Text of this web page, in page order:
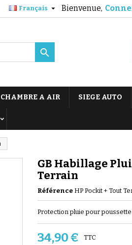
Bienvenue,
Français 

CHAMBRE A AIR SIEGE AUTO
GB Habillage
Terrain
Référence HP Pockit + Tout
Protection pluie pour
34,90 € TTC